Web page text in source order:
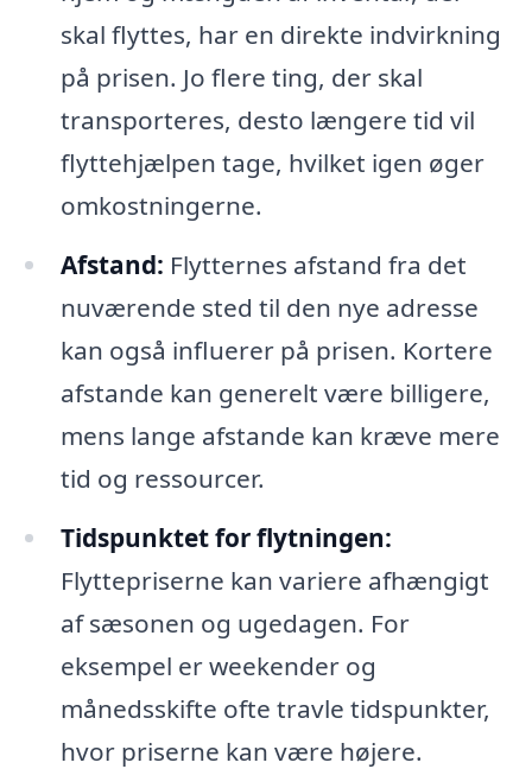
skal flyttes, har en direkte indvirkning
på prisen. Jo flere ting, der skal
transporteres, desto længere tid vil
flyttehjælpen tage, hvilket igen øger
omkostningerne.
Afstand: Flytternes afstand fra det
nuværende sted til den nye adresse
kan også influerer på prisen. Kortere
afstande kan generelt være billigere,
mens lange afstande kan kræve mere
tid og ressourcer.
Tidspunktet for flytningen:
Flyttepriserne kan variere afhængigt
af sæsonen og ugedagen. For
eksempel er weekender og
månedsskifte ofte travle tidspunkter,
hvor priserne kan være højere.